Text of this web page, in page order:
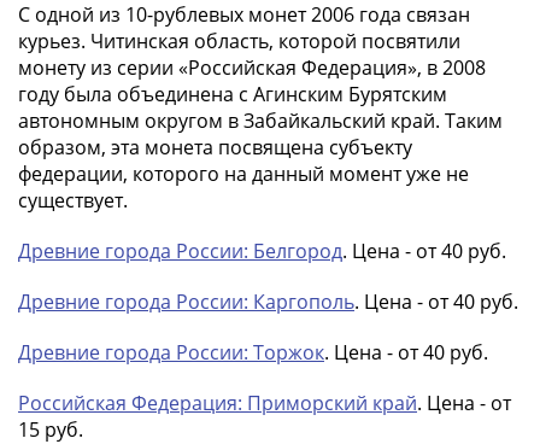
1937
1938
1947
(1957)
1961
(по
Засько)
1991
война
Банкноты
царской
России
Частные
С одной из 10-рублевых монет 2006 года связан
курьез. Читинская область, которой посвятили
монету из серии «Российская Федерация», в 2008
году была объединена с Агинским Бурятским
автономным округом в Забайкальский край. Таким
образом, эта монета посвящена субъекту
федерации, которого на данный момент уже не
существует.
Древние города России: Белгород. Цена - от 40 руб.
Древние города России: Каргополь. Цена - от 40 руб.
Древние города России: Торжок. Цена - от 40 руб.
Российская Федерация: Приморский край. Цена - от
15 руб.